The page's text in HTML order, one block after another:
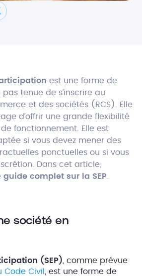
est une forme de
pas tenue de s’inscrire au
et des sociétés (RCS). Elle
d’offrir une grande flexibilité
fonctionnement. Elle est
si vous devez mener des
ponctuelles ou si vous
Dans cet article,
guide complet sur la SEP
société en
(SEP) , comme prévue
Code Civil
, est une forme de